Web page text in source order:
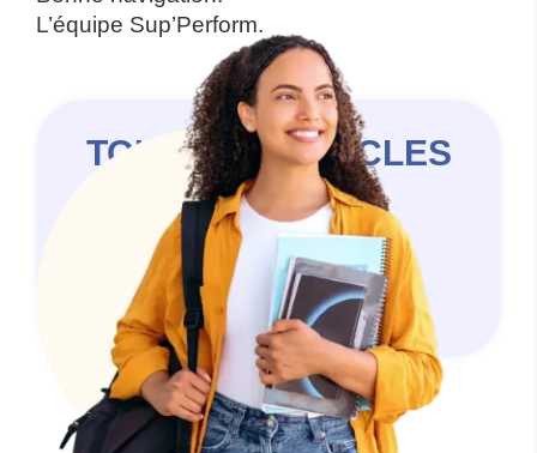
L’équipe Sup’Perform.
TOUS LES ARTICLES
DU BLOG
- PAGE 5 -
Aucune blog disponible.